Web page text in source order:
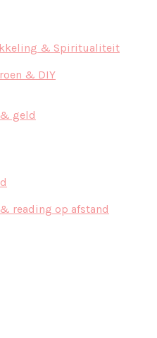
& Spiritualiteit
& DIY
geld
reading op afstand